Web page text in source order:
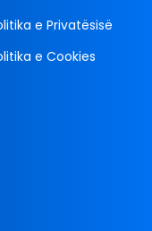
e Privatësisë
e Cookies